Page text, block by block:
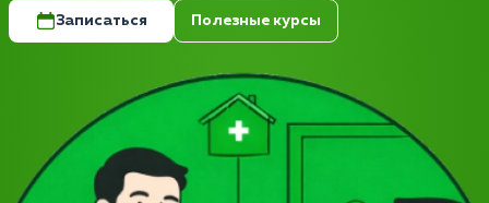
Записаться Полезные курсы